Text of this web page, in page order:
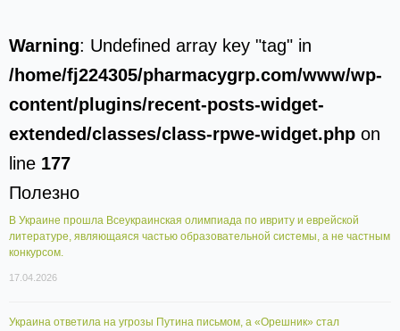
Warning: Undefined array key "tag" in
/home/fj224305/pharmacygrp.com/www/wp-
content/plugins/recent-posts-widget-
extended/classes/class-rpwe-widget.php on
line 177
Полезно
В Украине прошла Всеукраинская олимпиада по ивриту и еврейской
литературе, являющаяся частью образовательной системы, а не частным
конкурсом.
17.04.2026
Украина ответила на угрозы Путина письмом, а «Орешник» стал